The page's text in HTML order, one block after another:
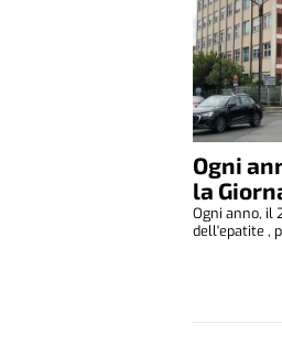
Ogni
la
Ogni anno, il
dell'epatite ,